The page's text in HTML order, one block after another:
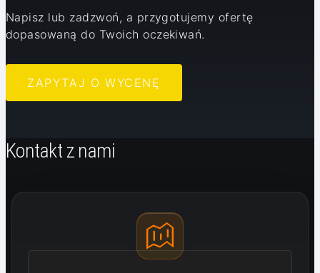
Napisz lub zadzwoń, a przygotujemy ofertę
dopasowaną do Twoich oczekiwań.
ZAPYTAJ O WYCENĘ
Kontakt z nami